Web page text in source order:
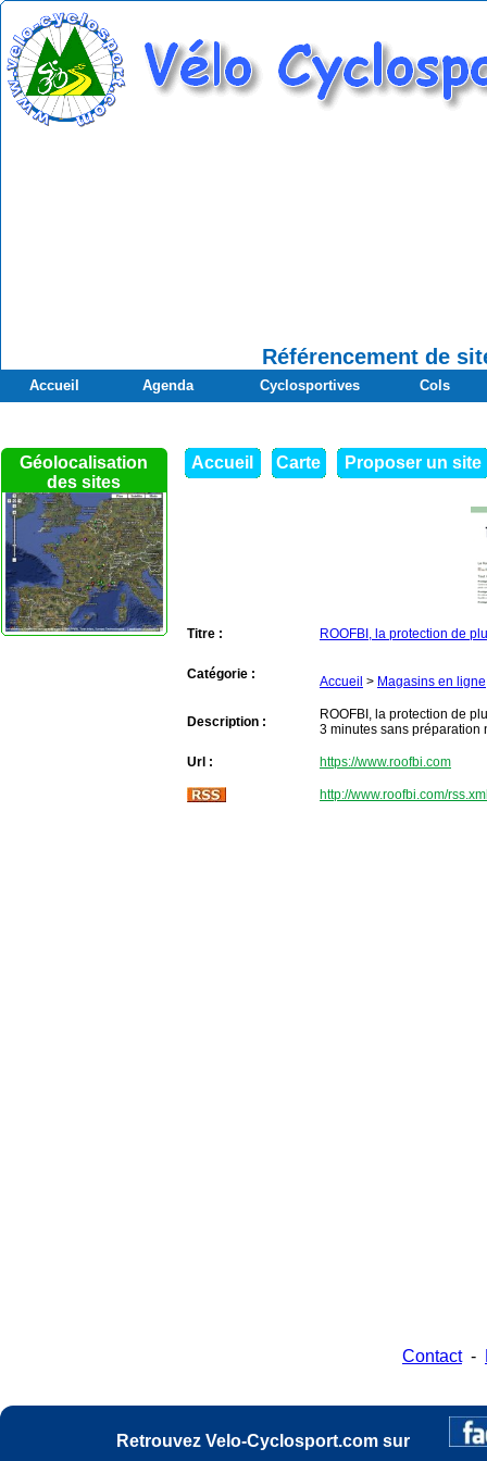
Référencement de
Accueil Agenda Cyclosportives Cols
Géolocalisation
des sites
Accueil Carte Proposer un site
Titre : ROOFBI, la protection de
Catégorie : Accueil > Magasins en ligne
Description :
ROOFBI, la protection de
3 minutes sans préparation
Url : https://www.roofbi.com
http://www.roofbi.com/
Contact-
Retrouvez Velo-Cyclosport.com sur